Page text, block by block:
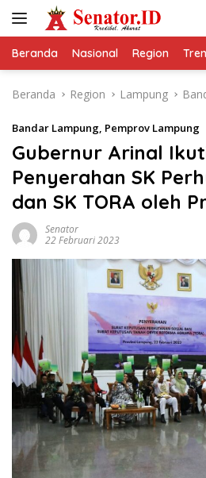
Beranda Nasional Region
Beranda Region Lampung
Bandar Lampung, Pemprov Lampung
Gubernur Arinal
Penyerahan SK
dan SK TORA oleh
Senator
22 Februari 2023